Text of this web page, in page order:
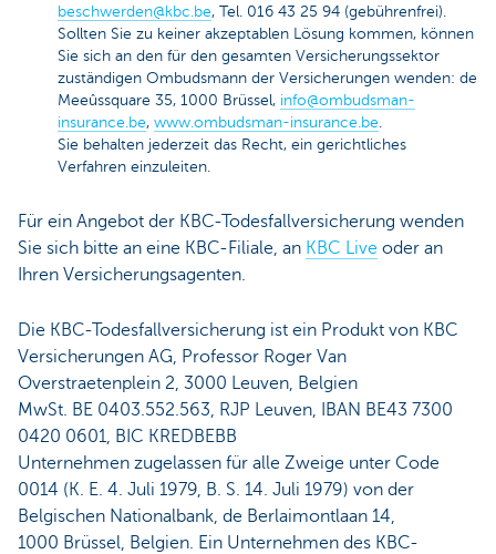
beschwerden@kbc.be, Tel. 016 43 25 94 (gebührenfrei).
Sollten Sie zu keiner akzeptablen Lösung kommen, können
Sie sich an den für den gesamten Versicherungssektor
zuständigen Ombudsmann der Versicherungen wenden: de
Meeûssquare 35, 1000 Brüssel, info@ombudsman-
insurance.be, www.ombudsman-insurance.be.
Sie behalten jederzeit das Recht, ein gerichtliches
Verfahren einzuleiten.
Für ein Angebot der KBC-Todesfallversicherung wenden
Sie sich bitte an eine KBC-Filiale, an KBC Live oder an
Ihren Versicherungsagenten.
Die KBC-Todesfallversicherung ist ein Produkt von KBC
Versicherungen AG, Professor Roger Van
Overstraetenplein 2, 3000 Leuven, Belgien
MwSt. BE 0403.552.563, RJP Leuven, IBAN BE43 7300
0420 0601, BIC KREDBEBB
Unternehmen zugelassen für alle Zweige unter Code
0014 (K. E. 4. Juli 1979, B. S. 14. Juli 1979) von der
Belgischen Nationalbank, de Berlaimontlaan 14,
1000 Brüssel, Belgien. Ein Unternehmen des KBC-